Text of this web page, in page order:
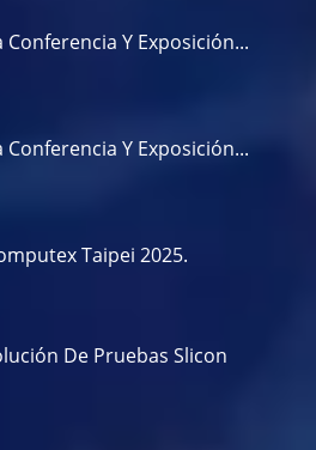
Conferencia Y Exposición...
Conferencia Y Exposición...
Taipei 2025.
De Pruebas Slicon